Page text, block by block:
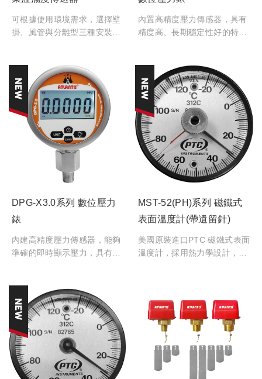
可根據使用環境需求，選擇壁
掛、風管與分離型三種安裝型
用在半導體、無塵室、工業製
程監控、氣象站及各種需要環
境控制領域。
內置高精度壓力傳感器，具有
精度高、長期穩定性好的特
和APP 配置參數。適用於便攜
式壓力測量、設備配套、校驗
設備等壓力測量領域。
DPG-X3.0系列 數位壓力
錶
內建高精度壓力傳感器，能夠
準確的即時顯示壓力，具有精
配套、校驗設備等壓力測量領
域。SP型為特別客製品，適用
於有長期持壓/保壓而偵測是否
微漏之「特殊需求」的客戶
端。
MST-52(PH)系列 磁鐵式
表面溫度計(帶遺留針)
美國原裝進口PTC 磁鐵式表面
溫度計，採用熱力學設計，用